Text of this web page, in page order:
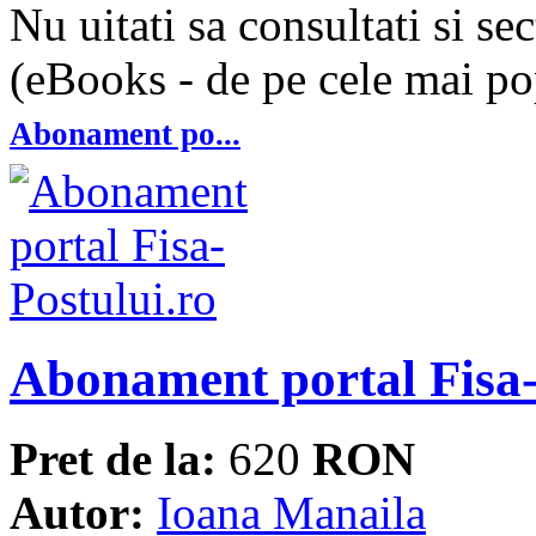
Nu uitati sa consultati si
(eBooks - de pe cele mai
Abonament po...
Abonament portal
Pret de la: 620 RON
Autor: Ioana Manaila